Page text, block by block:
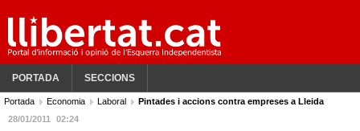
PORTADA SECCIONS
Portada Economia Laboral
Pintades i accions contra empreses a Lleida
28/01/2011
02:24